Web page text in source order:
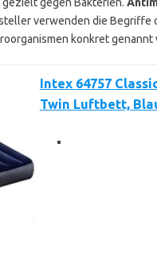
verwenden die Begriffe
konkret genannt
Intex 64757
Twin Luftbett,